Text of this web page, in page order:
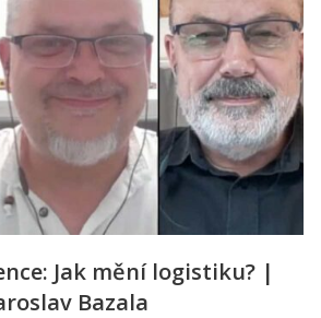
Jak mění logistiku? |
Bazala